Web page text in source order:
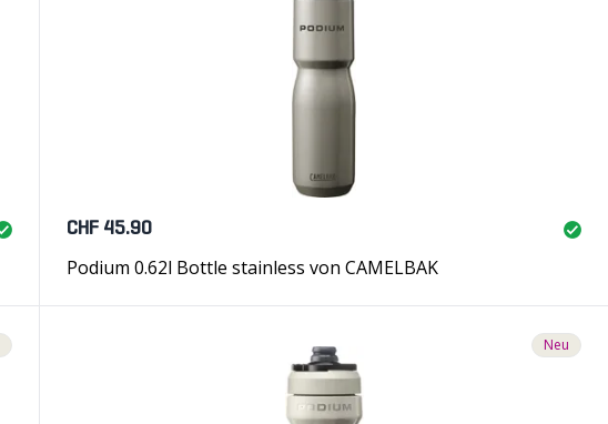
CHF 45.90
Podium 0.62l Bottle stainless von CAMELBAK
Neu